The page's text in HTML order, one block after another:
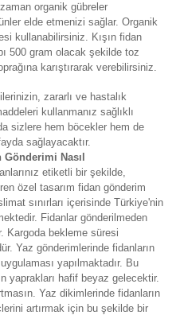
organik gübreler
elde etmenizi sağlar. Organik
kullanabilirsiniz. Kışın fidan
500 gram olacak şekilde toz
karıştırarak verebilirsiniz.
zararlı ve hastalık
kullanmanız sağlıklı
sizlere hem böcekler hem de
sağlayacaktır.
Nasıl
etiketli bir şekilde,
özel tasarım fidan gönderim
sınırları içerisinde Türkiye'nin
Fidanlar gönderilmeden
Kargoda bekleme süresi
Yaz gönderimlerinde fidanların
yapılmaktadır. Bu
yaprakları hafif beyaz gelecektir.
Yaz dikimlerinde fidanların
artırmak için bu şekilde bir